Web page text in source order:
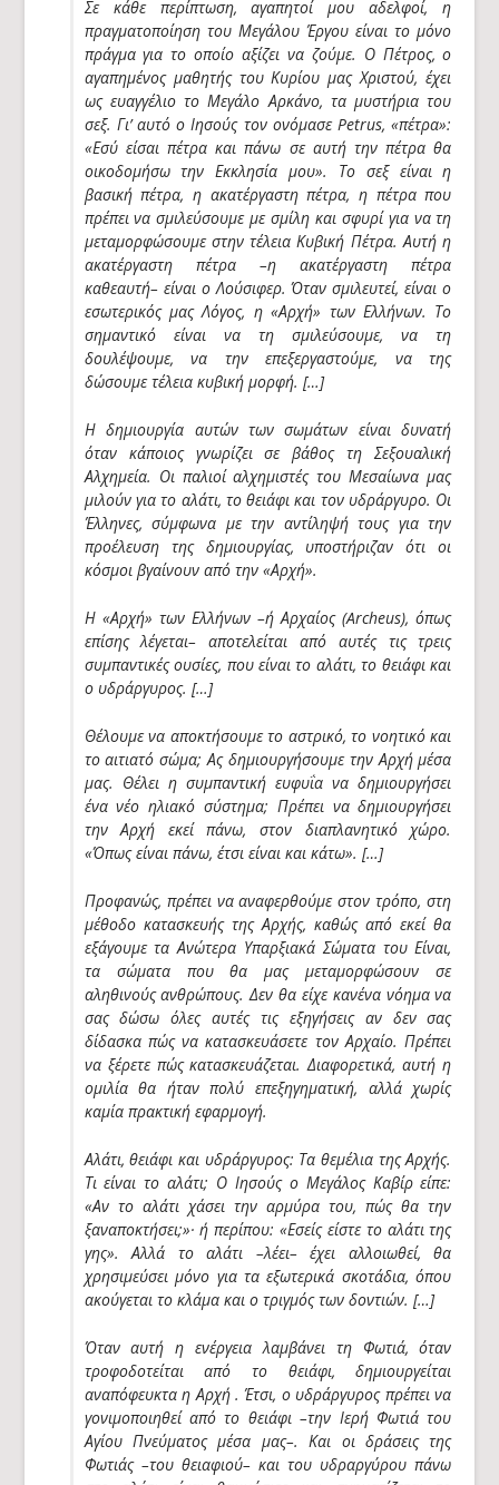
Σε κάθε περίπτωση, αγαπητοί μου αδελφοί, η
πραγματοποίηση του Μεγάλου Έργου είναι το μόνο
πράγμα για το οποίο αξίζει να ζούμε. Ο Πέτρος, ο
αγαπημένος μαθητής του Κυρίου μας Χριστού, έχει
ως ευαγγέλιο το Μεγάλο Αρκάνο, τα μυστήρια του
σεξ. Γι’ αυτό ο Ιησούς τον ονόμασε Petrus, «πέτρα»:
«Εσύ είσαι πέτρα και πάνω σε αυτή την πέτρα θα
οικοδομήσω την Εκκλησία μου». Το σεξ είναι η
βασική πέτρα, η ακατέργαστη πέτρα, η πέτρα που
πρέπει να σμιλεύσουμε με σμίλη και σφυρί για να τη
μεταμορφώσουμε στην τέλεια Κυβική Πέτρα. Αυτή η
ακατέργαστη πέτρα –η ακατέργαστη πέτρα
καθεαυτή– είναι ο Λούσιφερ. Όταν σμιλευτεί, είναι ο
εσωτερικός μας Λόγος, η «Αρχή» των Ελλήνων. Το
σημαντικό είναι να τη σμιλεύσουμε, να τη
δουλέψουμε, να την επεξεργαστούμε, να της
δώσουμε τέλεια κυβική μορφή. […]
Η δημιουργία αυτών των σωμάτων είναι δυνατή
όταν κάποιος γνωρίζει σε βάθος τη Σεξουαλική
Αλχημεία. Οι παλιοί αλχημιστές του Μεσαίωνα μας
μιλούν για το αλάτι, το θειάφι και τον υδράργυρο. Οι
Έλληνες, σύμφωνα με την αντίληψή τους για την
προέλευση της δημιουργίας, υποστήριζαν ότι οι
κόσμοι βγαίνουν από την «Αρχή».
Η «Αρχή» των Ελλήνων –ή Αρχαίος (Archeus), όπως
επίσης λέγεται– αποτελείται από αυτές τις τρεις
συμπαντικές ουσίες, που είναι το αλάτι, το θειάφι και
ο υδράργυρος. […]
Θέλουμε να αποκτήσουμε το αστρικό, το νοητικό και
το αιτιατό σώμα; Ας δημιουργήσουμε την Αρχή μέσα
μας. Θέλει η συμπαντική ευφυΐα να δημιουργήσει
ένα νέο ηλιακό σύστημα; Πρέπει να δημιουργήσει
την Αρχή εκεί πάνω, στον διαπλανητικό χώρο.
«Όπως είναι πάνω, έτσι είναι και κάτω». […]
Προφανώς, πρέπει να αναφερθούμε στον τρόπο, στη
μέθοδο κατασκευής της Αρχής, καθώς από εκεί θα
εξάγουμε τα Ανώτερα Υπαρξιακά Σώματα του Είναι,
τα σώματα που θα μας μεταμορφώσουν σε
αληθινούς ανθρώπους. Δεν θα είχε κανένα νόημα να
σας δώσω όλες αυτές τις εξηγήσεις αν δεν σας
δίδασκα πώς να κατασκευάσετε τον Αρχαίο. Πρέπει
να ξέρετε πώς κατασκευάζεται. Διαφορετικά, αυτή η
ομιλία θα ήταν πολύ επεξηγηματική, αλλά χωρίς
καμία πρακτική εφαρμογή.
Αλάτι, θειάφι και υδράργυρος: Τα θεμέλια της Αρχής.
Τι είναι το αλάτι; Ο Ιησούς ο Μεγάλος Καβίρ είπε:
«Αν το αλάτι χάσει την αρμύρα του, πώς θα την
ξαναποκτήσει;»· ή περίπου: «Εσείς είστε το αλάτι της
γης». Αλλά το αλάτι –λέει– έχει αλλοιωθεί, θα
χρησιμεύσει μόνο για τα εξωτερικά σκοτάδια, όπου
ακούγεται το κλάμα και ο τριγμός των δοντιών. […]
Όταν αυτή η ενέργεια λαμβάνει τη Φωτιά, όταν
τροφοδοτείται από το θειάφι, δημιουργείται
αναπόφευκτα η Αρχή . Έτσι, ο υδράργυρος πρέπει να
γονιμοποιηθεί από το θειάφι –την Ιερή Φωτιά του
Αγίου Πνεύματος μέσα μας–. Και οι δράσεις της
Φωτιάς –του θειαφιού– και του υδραργύρου πάνω